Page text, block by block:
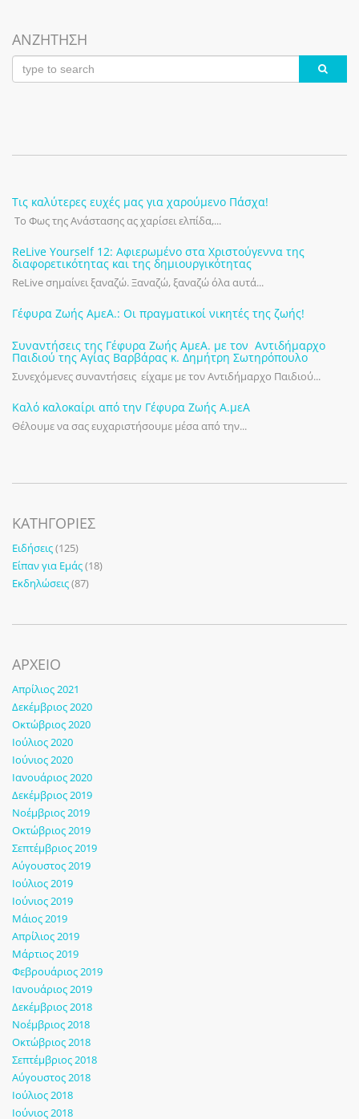
ΑΝΖΗΤΗΣΗ
Τις καλύτερες ευχές μας για χαρούμενο Πάσχα!
Το Φως της Ανάστασης ας χαρίσει ελπίδα,...
ReLive Yourself 12: Αφιερωμένο στα Χριστούγεννα της
διαφορετικότητας και της δημιουργικότητας
ReLive σημαίνει ξαναζώ. Ξαναζώ, ξαναζώ όλα αυτά...
Γέφυρα Ζωής ΑμεΑ.: Οι πραγματικοί νικητές της ζωής!
Συναντήσεις της Γέφυρα Ζωής ΑμεΑ. με τον Αντιδήμαρχο
Παιδιού της Αγίας Βαρβάρας κ. Δημήτρη Σωτηρόπουλο
Συνεχόμενες συναντήσεις είχαμε με τον Αντιδήμαρχο Παιδιού...
Καλό καλοκαίρι από την Γέφυρα Ζωής Α.μεΑ
Θέλουμε να σας ευχαριστήσουμε μέσα από την...
KΑΤΗΓΟΡΊΕΣ
Ειδήσεις(125)
Είπαν για Εμάς(18)
Εκδηλώσεις(87)
ΑΡΧΕΙΟ
Απρίλιος 2021
Δεκέμβριος 2020
Οκτώβριος 2020
Ιούλιος 2020
Ιούνιος 2020
Ιανουάριος 2020
Δεκέμβριος 2019
Νοέμβριος 2019
Οκτώβριος 2019
Σεπτέμβριος 2019
Αύγουστος 2019
Ιούλιος 2019
Ιούνιος 2019
Μάιος 2019
Απρίλιος 2019
Μάρτιος 2019
Φεβρουάριος 2019
Ιανουάριος 2019
Δεκέμβριος 2018
Νοέμβριος 2018
Οκτώβριος 2018
Σεπτέμβριος 2018
Αύγουστος 2018
Ιούλιος 2018
Ιούνιος 2018